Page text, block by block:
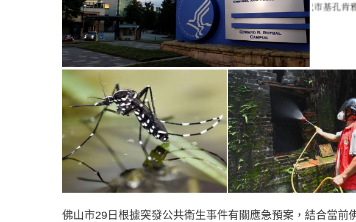
佛山市29日根據突發公共衛生事件有關應急預案，結合當前